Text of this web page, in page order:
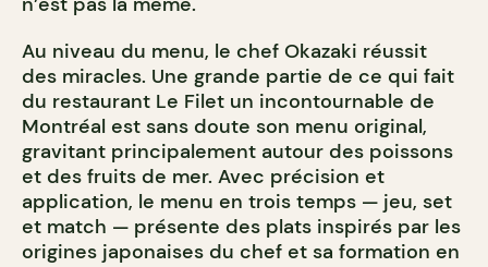
Au niveau du menu, le chef Okazaki réussit
des miracles. Une grande partie de ce qui fait
du restaurant Le Filet un incontournable de
Montréal est sans doute son menu original,
gravitant principalement autour des poissons
et des fruits de mer. Avec précision et
application, le menu en trois temps — jeu, set
et match — présente des plats inspirés par les
origines japonaises du chef et sa formation en